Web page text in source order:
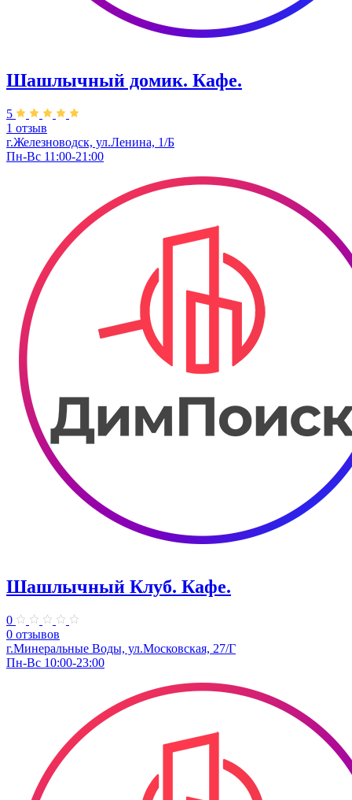
Шашлычный домик. Кафе.
5
1 отзыв
г.Железноводск, ул.Ленина, 1/Б
Пн-Вс 11:00-21:00
Шашлычный Клуб. Кафе.
0
0 отзывов
г.Минеральные Воды, ул.Московская, 27/Г
Пн-Вс 10:00-23:00